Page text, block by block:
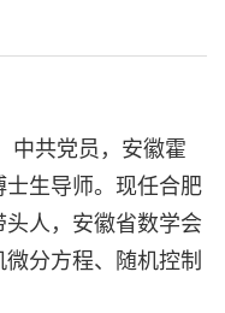
中共党员，安徽霍
生导师。现任合肥
人，安徽省数学会
分方程、随机控制